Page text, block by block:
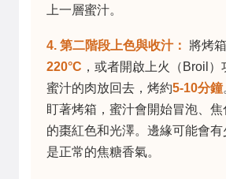
上一層蜜汁。
4. 第二階段上色與收汁：
將烤
220°C ，或者開啟上火（Broil
蜜汁的肉放回去，烤約5-10分鐘
盯著烤箱，蜜汁會開始冒泡、
的棗紅色和光澤。邊緣可能會
是正常的焦糖香氣。